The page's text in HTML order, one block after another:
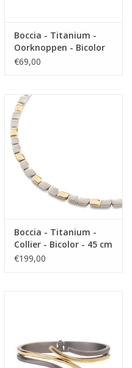
Boccia - Titanium -
Oorknoppen - Bicolor
€69,00
Boccia - Titanium -
Collier - Bicolor - 45 cm
€199,00